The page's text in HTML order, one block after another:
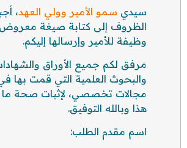
سيدي سمو الأمير وولي العهد،
الظروف إلى كتابة صيغة
وظيفة للأمير وإرسالها إليكم.
مرفق لكم جميع الأوراق
والبحوث العلمية التي قمت بها
مجالات تخصصي، لإثبات صحة ما
هذا وبالله التوفيق.
اسم مقدم الطلب: